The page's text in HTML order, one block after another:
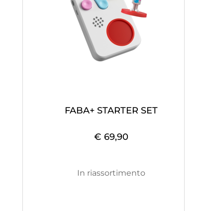
FABA+ STARTER SET
€ 69,90
In riassortimento